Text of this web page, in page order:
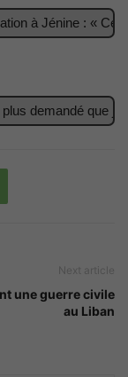
à Jénine : « Ces
demandé que
Next article
une guerre civile
au Liban